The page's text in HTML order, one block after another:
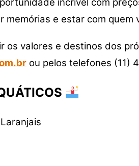
incrível com
memórias e estar com quem
os valores e destinos dos
ou pelos telefones (11)